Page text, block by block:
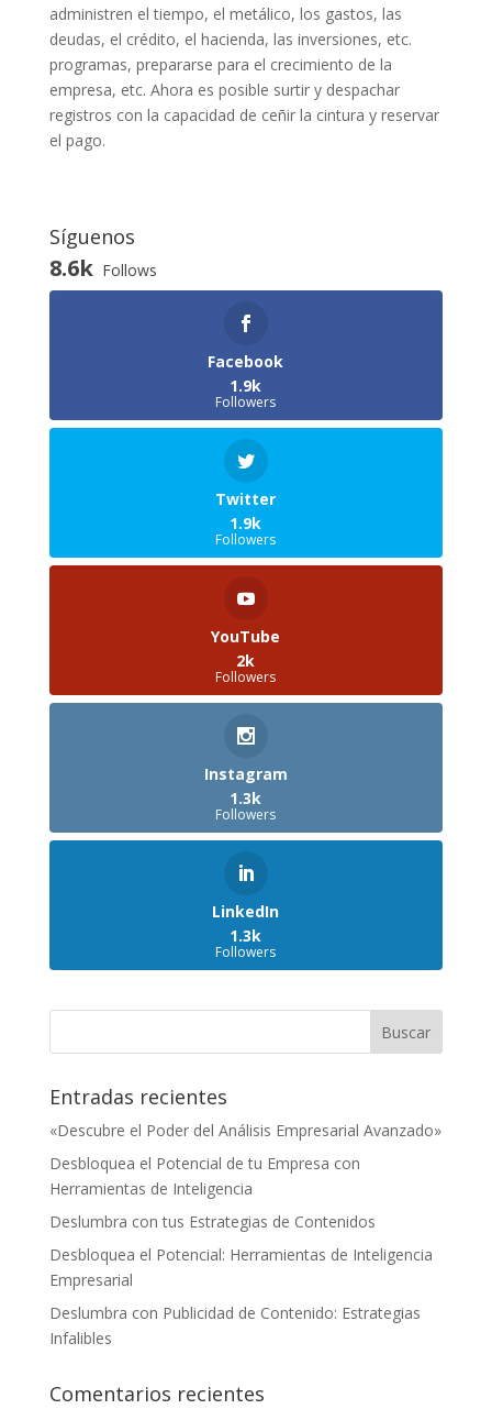
administren el tiempo, el metálico, los gastos, las
deudas, el crédito, el hacienda, las inversiones, etc.
programas, prepararse para el crecimiento de la
empresa, etc. Ahora es posible surtir y despachar
registros con la capacidad de ceñir la cintura y reservar
el pago.
Síguenos
8.6k Follows
Facebook
1.9k
Followers
Twitter
1.9k
Followers
YouTube
2k
Followers
Instagram
1.3k
Followers
LinkedIn
1.3k
Followers
Entradas recientes
«Descubre el Poder del Análisis Empresarial Avanzado»
Desbloquea el Potencial de tu Empresa con
Herramientas de Inteligencia
Deslumbra con tus Estrategias de Contenidos
Desbloquea el Potencial: Herramientas de Inteligencia
Empresarial
Deslumbra con Publicidad de Contenido: Estrategias
Infalibles
Comentarios recientes